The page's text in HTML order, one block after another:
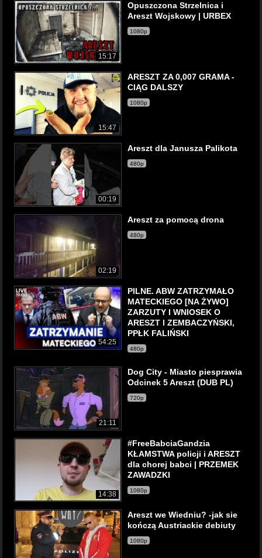
15:17
Opuszczona Strzelnica i
Areszt Wojskowy | URBEX
1080p
15:47
ARESZT ZA 0,007 GRAMA -
CIĄG DALSZY
1080p
00:19
Areszt dla Janusza Palikota
480p
02:19
Areszt za pomocą drona
480p
54:25
PILNE. ABW ZATRZYMAŁO
MATECKIEGO [NA ŻYWO]
ZARZUTY I WNIOSEK O
ARESZT l ZEMBACZYŃSKI,
PPŁK FALIŃSKI
480p
21:11
Dog City - Miasto piesprawia
Odcinek 5 Areszt (DUB PL)
720p
14:38
#FreeBabciaGandzia
KŁAMSTWA policji i ARESZT
dla chorej babci | PRZEMEK
ZAWADZKI
1080p
Areszt we Wiedniu? -jak sie
kończą Austriackie debiuty
1080p